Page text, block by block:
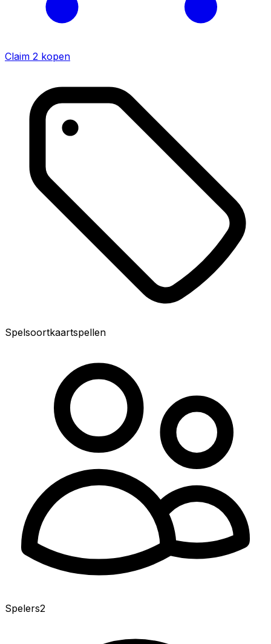
Claim 2 kopen
Spelsoortkaartspellen
Spelers2